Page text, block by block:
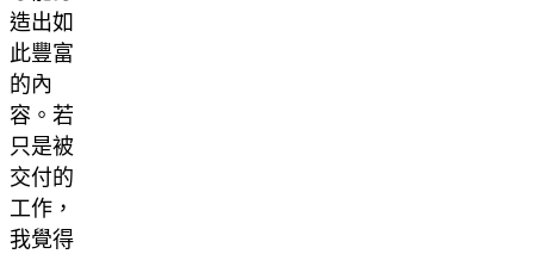
造出如
此豐富
的內
容。若
只是被
交付的
工作，
我覺得